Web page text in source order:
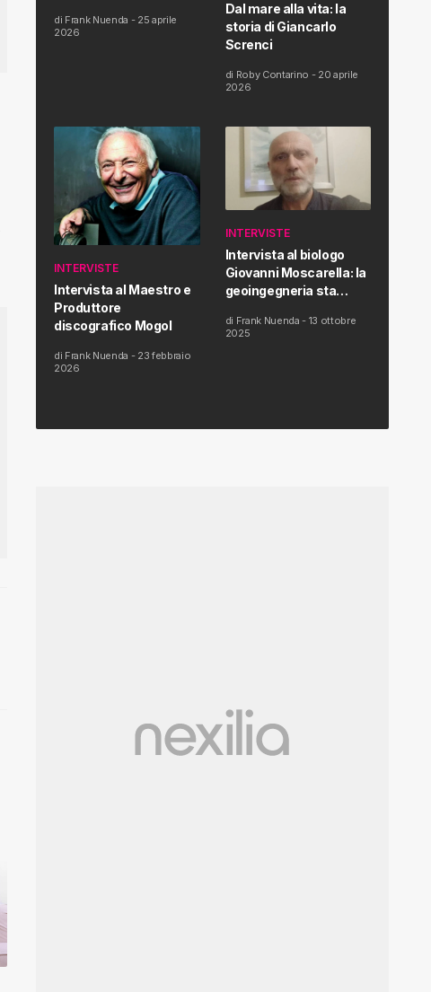
Proposta di Legge
di Frank Nuenda - 25 aprile
2026
Dal mare alla vita: la
storia di Giancarlo
Screnci
di Roby Contarino - 20 aprile
2026
INTERVISTE
Intervista al Maestro e
Produttore
discografico Mogol
di Frank Nuenda - 23 febbraio
2026
INTERVISTE
Intervista al biologo
Giovanni Moscarella: la
geoingegneria sta
salute dell’uomo
di Frank Nuenda - 13 ottobre
2025